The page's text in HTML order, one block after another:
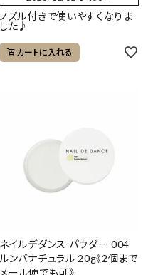
ノズル付きで使いやすくなりま
した♪
カートに入れる
ネイルデダンス パウダー 004
ルンバナチュラル 20g《2個まで
メール便でも可》